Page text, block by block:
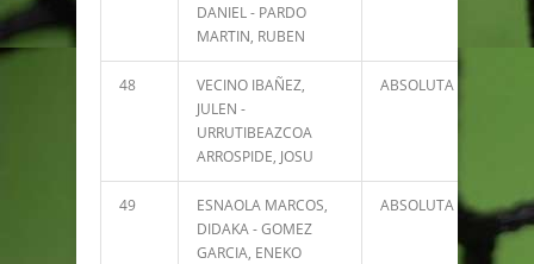
DANIEL - PARDO
MARTIN, RUBEN
48
VECINO IBAÑEZ,
JULEN -
URRUTIBEAZCOA
ARROSPIDE, JOSU
ABSOLUTA
49
ESNAOLA MARCOS,
DIDAKA - GOMEZ
GARCIA, ENEKO
ABSOLUTA 3384